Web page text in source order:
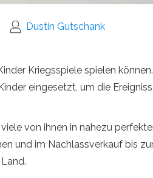
Dustin Gutschank
Kriegsspiele spielen
eingesetzt, um die
von ihnen in nahezu
und im Nachlassverkauf bis